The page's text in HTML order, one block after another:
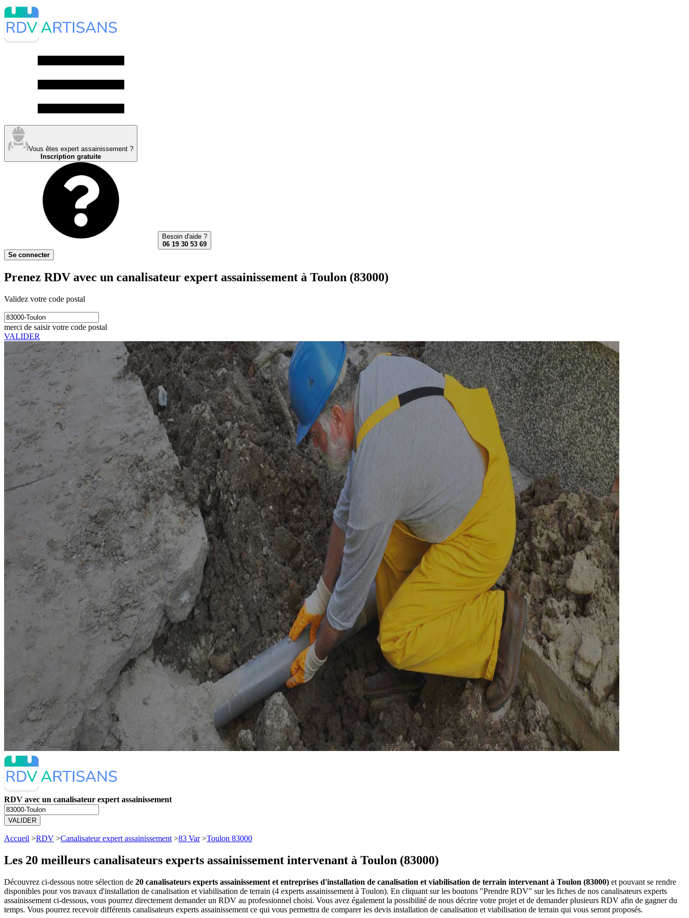
Vous êtes expert assainissement ?
Inscription gratuite
Besoin d'aide ?
06 19 30 53 69
Se connecter
Prenez RDV avec un canalisateur expert assainissement à Toulon (83000)
Validez votre code postal
merci de saisir votre code postal
VALIDER
RDV avec un canalisateur expert assainissement
VALIDER
Accueil >RDV >Canalisateur expert assainissement >83 Var>Toulon 83000
Les 20 meilleurs canalisateurs experts assainissement intervenant à Toulon (83000)
Découvrez ci-dessous notre sélection de 20 canalisateurs experts assainissement et entreprises d'installation de canalisation et viabilisation de terrain intervenant à Toulon (83000) et pouvant se rendre
disponibles pour vos travaux d'installation de canalisation et viabilisation de terrain (4 experts assainissement à Toulon). En cliquant sur les boutons "Prendre RDV" sur les fiches de nos canalisateurs experts
assainissement ci-dessous, vous pourrez directement demander un RDV au professionnel choisi. Vous avez également la possibilité de nous décrire votre projet et de demander plusieurs RDV afin de gagner du
temps. Vous pourrez recevoir différents canalisateurs experts assainissement ce qui vous permettra de comparer les devis installation de canalisation et viabilisation de terrain qui vous seront proposés.